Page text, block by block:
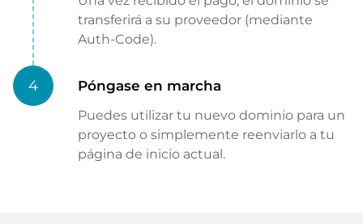
transferirá a su proveedor (mediante
Auth-Code).
4 Póngase en marcha
Puedes utilizar tu nuevo dominio para un
proyecto o simplemente reenviarlo a tu
página de inicio actual.